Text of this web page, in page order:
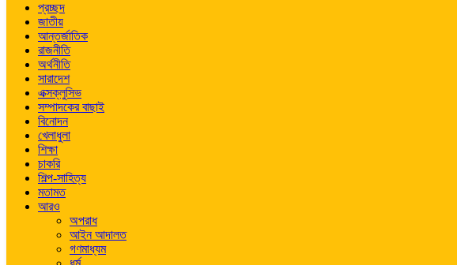
প্রচ্ছদ
জাতীয়
আন্তর্জাতিক
রাজনীতি
অর্থনীতি
সারাদেশ
এক্সক্লুসিভ
সম্পাদকের বাছাই
বিনোদন
খেলাধুলা
শিক্ষা
চাকরি
শিল্প-সাহিত্য
মতামত
আরও
অপরাধ
আইন আদালত
গণমাধ্যম